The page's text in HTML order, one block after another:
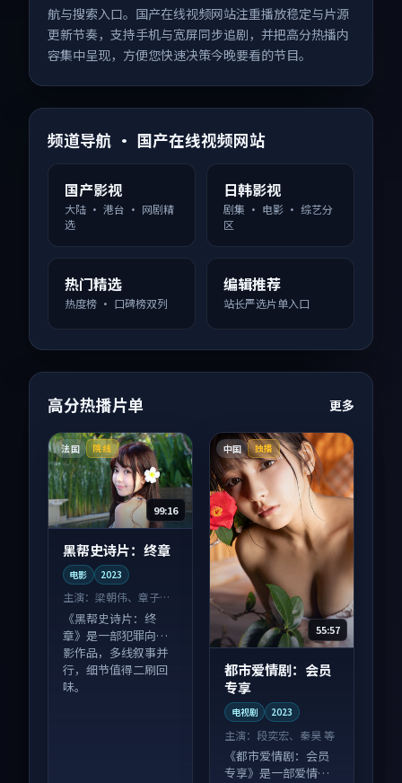
航与搜索入口。国产在线视频网站注重播放稳定与片源
更新节奏，支持手机与宽屏同步追剧，并把高分热播内
容集中呈现，方便您快速决策今晚要看的节目。
频道导航 · 国产在线视频网站
国产影视
大陆 · 港台 · 网剧精
选
日韩影视
剧集 · 电影 · 综艺分
区
热门精选
热度榜 · 口碑榜双列
编辑推荐
站长严选片单入口
高分热播片单 更多
法国 院线
99:16
黑帮史诗片：终章
电影 2023
主演： 梁朝伟、章子怡
等
《黑帮史诗片：终
章》是一部犯罪向电
影作品，多线叙事并
行，细节值得二刷回
味。
中国 独播
55:57
都市爱情剧：会员
专享
电视剧 2023
主演：段奕宏、秦昊 等
《都市爱情剧：会员
专享》是一部爱情向